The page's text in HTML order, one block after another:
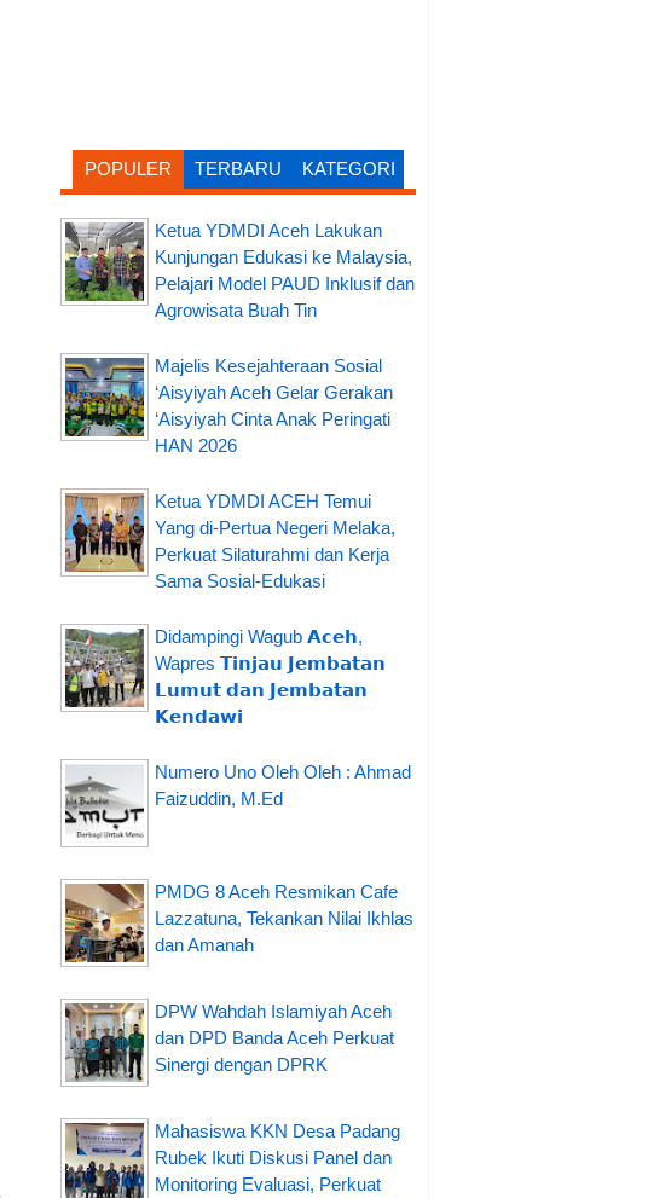
POPULER TERBARU KATEGORI
Ketua YDMDI Aceh Lakukan
Kunjungan Edukasi ke Malaysia,
Pelajari Model PAUD Inklusif dan
Agrowisata Buah Tin
Majelis Kesejahteraan Sosial
‘Aisyiyah Aceh Gelar Gerakan
‘Aisyiyah Cinta Anak Peringati
HAN 2026
Ketua YDMDI ACEH Temui
Yang di-Pertua Negeri Melaka,
Perkuat Silaturahmi dan Kerja
Sama Sosial-Edukasi
Didampingi Wagub 𝗔𝗰𝗲𝗵,
Wapres 𝗧𝗶𝗻𝗷𝗮𝘂 𝗝𝗲𝗺𝗯𝗮𝘁𝗮𝗻
𝗟𝘂𝗺𝘂𝘁 𝗱𝗮𝗻 𝗝𝗲𝗺𝗯𝗮𝘁𝗮𝗻
𝗞𝗲𝗻𝗱𝗮𝘄𝗶
Numero Uno Oleh Oleh : Ahmad
Faizuddin, M.Ed
PMDG 8 Aceh Resmikan Cafe
Lazzatuna, Tekankan Nilai Ikhlas
dan Amanah
DPW Wahdah Islamiyah Aceh
dan DPD Banda Aceh Perkuat
Sinergi dengan DPRK
Mahasiswa KKN Desa Padang
Rubek Ikuti Diskusi Panel dan
Monitoring Evaluasi, Perkuat